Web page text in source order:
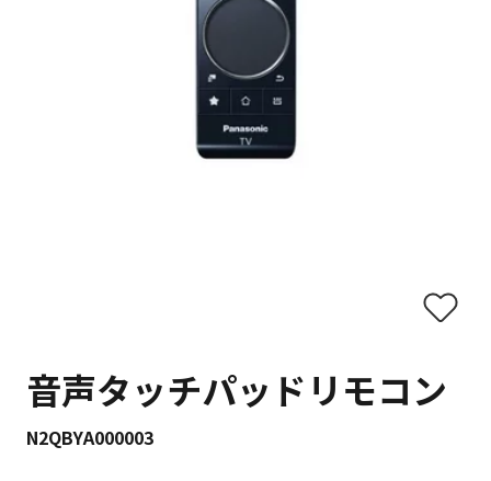
音声タッチパッドリモコン
N2QBYA000003